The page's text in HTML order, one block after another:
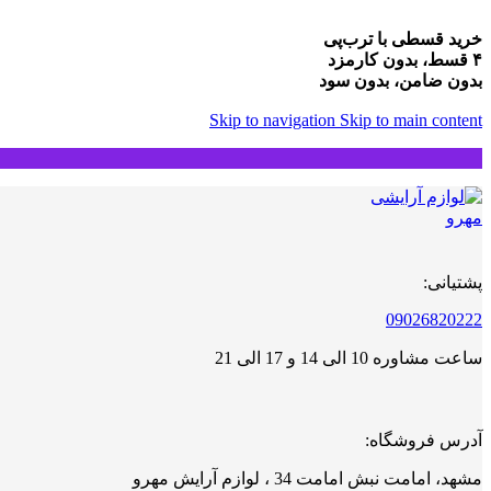
خرید قسطی با ترب‌پی
۴ قسط، بدون کارمزد
بدون ضامن، بدون سود
Skip to navigation Skip to main content
پشتیانی:
09026820222
ساعت مشاوره 10 الی 14 و 17 الی 21
آدرس فروشگاه:
مشهد، امامت نبش امامت 34 ، لوازم آرایش مهرو